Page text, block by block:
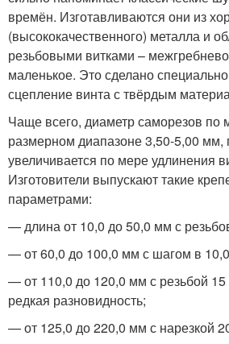
времён. Изготавливаются они из
(высококачественного) металла и
резьбовыми витками –
маленькое. Это сделано
сцепление винта с твёрдым
Чаще всего, диаметр саморезов по
размерном диапазоне 3,50-5,00 мм,
увеличивается по мере удлинения
Изготовители выпускают такие
параметрами:
— длина от 10,0 до 50,0 мм с
— от 60,0 до 100,0 мм с шагом в
— от 110,0 до 120,0 мм с резьбой
редкая разновидность;
— от 125,0 до 220,0 мм с нарезкой